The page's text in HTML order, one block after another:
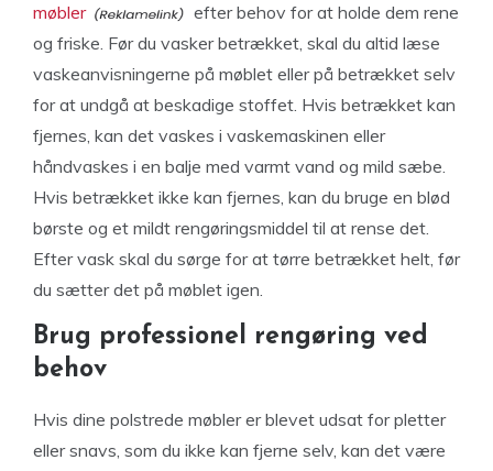
møbler
efter behov for at holde dem rene
og friske. Før du vasker betrækket, skal du altid læse
vaskeanvisningerne på møblet eller på betrækket selv
for at undgå at beskadige stoffet. Hvis betrækket kan
fjernes, kan det vaskes i vaskemaskinen eller
håndvaskes i en balje med varmt vand og mild sæbe.
Hvis betrækket ikke kan fjernes, kan du bruge en blød
børste og et mildt rengøringsmiddel til at rense det.
Efter vask skal du sørge for at tørre betrækket helt, før
du sætter det på møblet igen.
Brug professionel rengøring ved
behov
Hvis dine polstrede møbler er blevet udsat for pletter
eller snavs, som du ikke kan fjerne selv, kan det være